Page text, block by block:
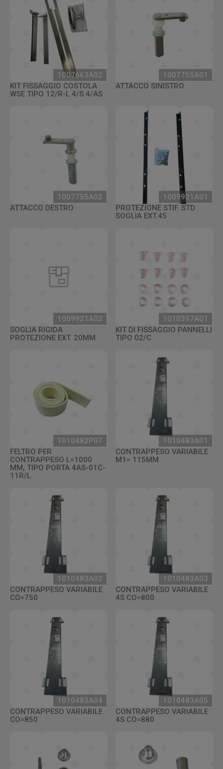
1007663A02
KIT FISSAGGIO COSTOLA
WSE TIPO 12/R-L 4/S 4/AS
1007755A01
ATTACCO SINISTRO
1007755A02
ATTACCO DESTRO
1009921A01
PROTEZIONE STIF. STD
SOGLIA EXT.45
1009921A02
SOGLIA RIGIDA
PROTEZIONE EXT. 20MM
1010397A01
KIT DI FISSAGGIO PANNELLI
TIPO 02/C
1010482P07
FELTRO PER
CONTRAPPESO L=1000
MM, TIPO PORTA 4AS-01C-
11R/L
1010483A01
CONTRAPPESO VARIABILE
M1= 115MM
1010483A02
CONTRAPPESO VARIABILE
CO=750
1010483A03
CONTRAPPESO VARIABILE
4S CO=800
1010483A04
CONTRAPPESO VARIABILE
CO=850
1010483A05
CONTRAPPESO VARIABILE
4S CO=880